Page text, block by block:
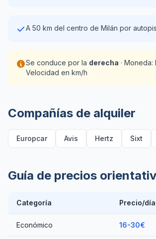
A 50 km del centro de Milán por
Se conduce por la derecha · Moneda:
Velocidad en km/h
Compañías de alquiler
Europcar Avis Hertz Sixt
Guía de precios
Categoría Precio/día
Económico 16-30€